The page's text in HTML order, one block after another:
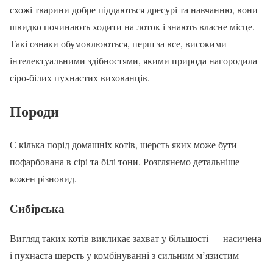
схожі тварини добре піддаються дресурі та навчанню, вони
швидко починають ходити на лоток і знають власне місце.
Такі ознаки обумовлюються, перш за все, високими
інтелектуальними здібностями, якими природа нагородила
сіро-білих пухнастих вихованців.
Породи
Є кілька порід домашніх котів, шерсть яких може бути
пофарбована в сірі та білі тони. Розглянемо детальніше
кожен різновид.
Сибірська
Вигляд таких котів викликає захват у більшості — насичена
і пухнаста шерсть у комбінуванні з сильним м’язистим